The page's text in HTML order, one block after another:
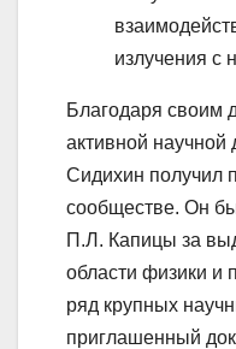
излучения с
Благодаря своим
активной научной
Сидихин получил
сообществе. Он
П.Л. Капицы за
области физики и
ряд крупных
приглашенный